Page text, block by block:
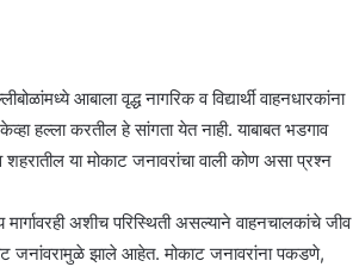
आबाला वृद्ध नागरिक व विद्यार्थी वाहनधारकांना
हल्ला करतील हे सांगता येत नाही. याबाबत भडगाव
या मोकाट जनावरांचा वाली कोण असा प्रश्न
अशीच परिस्थिती असल्याने वाहनचालकांचे जीव
जनांवरामुळे झाले आहेत. मोकाट जनावरांना पकडणे,